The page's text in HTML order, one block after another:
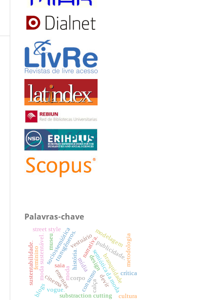
Palavras-chave
ementas
moda
história.
consumo
cinema
narrativa.
saia
calça
semiótica da moda
sociossemiótica publicidade.
substraction cutting
modelagem metodologia
moda sustentável. design
corpo
transgêneros.
branquidade
feminino
vogue.
mídia
blogs
street style
cultura
devir
sustentabilidade. vestuário
crítica
museu